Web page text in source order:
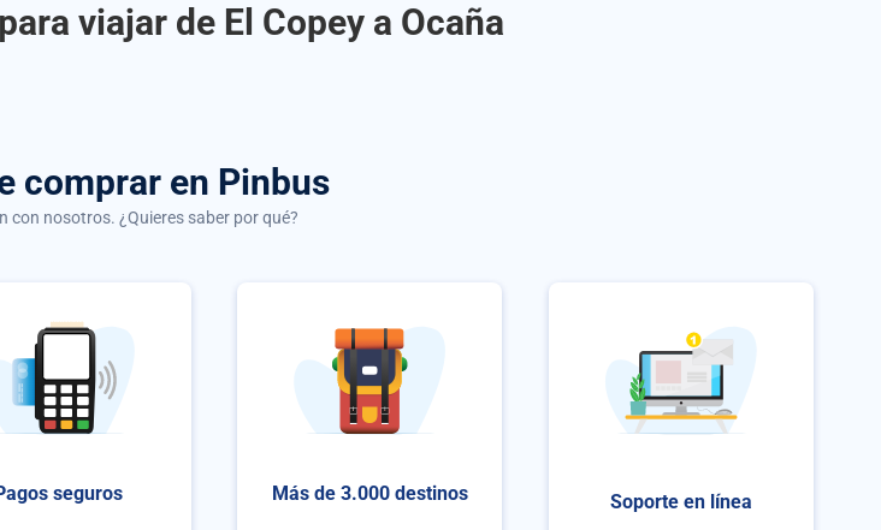
viajar de El Copey a Ocaña
comprar en Pinbus
con nosotros. ¿Quieres saber por qué?
seguros Más de 3.000 destinos Soporte en línea